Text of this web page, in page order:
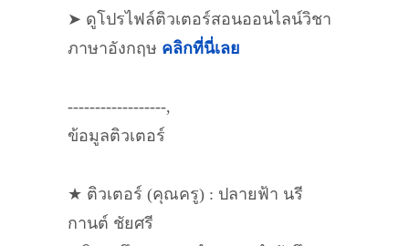
➤ ดูโปรไฟล์ติวเตอร์สอนออนไลน์วิชา
ภาษาอังกฤษ คลิกที่นี่เลย
------------------,
ข้อมูลติวเตอร์
★ ติวเตอร์ (คุณครู) : ปลายฟ้า นรี
กานต์ ชัยศรี